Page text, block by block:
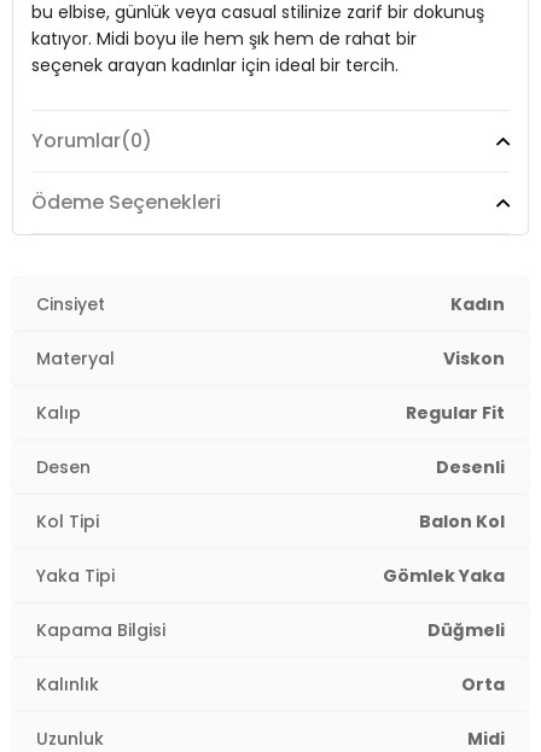
Kol Tipi:Balon Kol
Kumaş Tipi:Belirtilmemiş
Kalınlık:Orta
Yaş Grubu:
2DY6782106.42
bu elbise, günlük veya casual stilinize zarif bir dokunuş
katıyor. Midi boyu ile hem şık hem de rahat bir
seçenek arayan kadınlar için ideal bir tercih.
Model:Elbise
Giyim Tarzı:Günlük/Casual
Mevsim:
Materyal:
Yaka Tipi:
Kapama Şekli:
Kol Tipi:
Kumaş Tipi:
Boy:Standart
Uzunluk:
Kalınlık:
Yorumlar(0)
Ödeme Seçenekleri
Cinsiyet Kadın
Materyal Viskon
Kalıp Regular Fit
Desen Desenli
Kol Tipi Balon Kol
Yaka Tipi Gömlek Yaka
Kapama Bilgisi Düğmeli
Kalınlık Orta
Uzunluk Midi